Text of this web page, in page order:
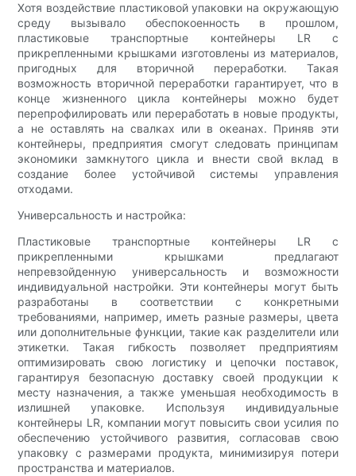
Хотя воздействие пластиковой упаковки на окружающую
среду вызывало обеспокоенность в прошлом,
пластиковые транспортные контейнеры LR с
прикрепленными крышками изготовлены из материалов,
пригодных для вторичной переработки. Такая
возможность вторичной переработки гарантирует, что в
конце жизненного цикла контейнеры можно будет
перепрофилировать или переработать в новые продукты,
а не оставлять на свалках или в океанах. Приняв эти
контейнеры, предприятия смогут следовать принципам
экономики замкнутого цикла и внести свой вклад в
создание более устойчивой системы управления
отходами.
Универсальность и настройка:
Пластиковые транспортные контейнеры LR с
прикрепленными крышками предлагают
непревзойденную универсальность и возможности
индивидуальной настройки. Эти контейнеры могут быть
разработаны в соответствии с конкретными
требованиями, например, иметь разные размеры, цвета
или дополнительные функции, такие как разделители или
этикетки. Такая гибкость позволяет предприятиям
оптимизировать свою логистику и цепочки поставок,
гарантируя безопасную доставку своей продукции к
месту назначения, а также уменьшая необходимость в
излишней упаковке. Используя индивидуальные
контейнеры LR, компании могут повысить свои усилия по
обеспечению устойчивого развития, согласовав свою
упаковку с размерами продукта, минимизируя потери
пространства и материалов.